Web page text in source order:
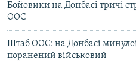
Бойовики на Донбасі тричі
ООС
Штаб ООС: на Донбасі минулої
поранений військовий